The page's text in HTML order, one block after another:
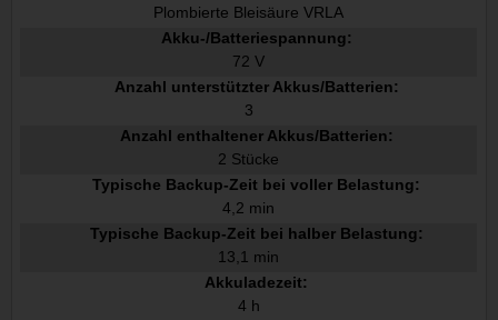
Plombierte Bleisäure VRLA
Akku-/Batteriespannung:
72 V
Anzahl unterstützter Akkus/Batterien:
3
Anzahl enthaltener Akkus/Batterien:
2 Stücke
Typische Backup-Zeit bei voller Belastung:
4,2 min
Typische Backup-Zeit bei halber Belastung:
13,1 min
Akkuladezeit:
4 h